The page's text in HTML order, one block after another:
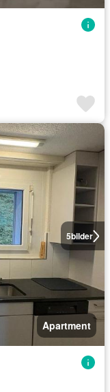
5bilder
Apartment